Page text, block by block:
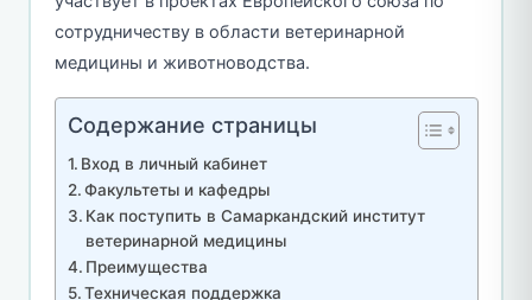
сотрудничеству в области ветеринарной
медицины и животноводства.
Содержание страницы
Вход в личный кабинет
Факультеты и кафедры
Как поступить в Самаркандский институт
ветеринарной медицины
Преимущества
Техническая поддержка